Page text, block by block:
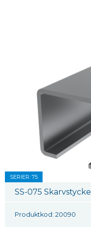
SERIER: 75
SS-075 Skarvstycke
Produktkod: 20090